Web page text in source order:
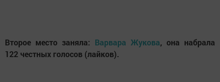
Второе место заняла: Варвара Жукова, она набрала
122 честных голосов (лайков).